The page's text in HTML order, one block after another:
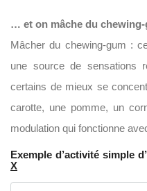
… et on mâche du chewing-
Mâcher du chewing-gum :
une source de sensations
certains de mieux se
carotte, une pomme, un
modulation qui fonctionne
Exemple d’activité simple
X